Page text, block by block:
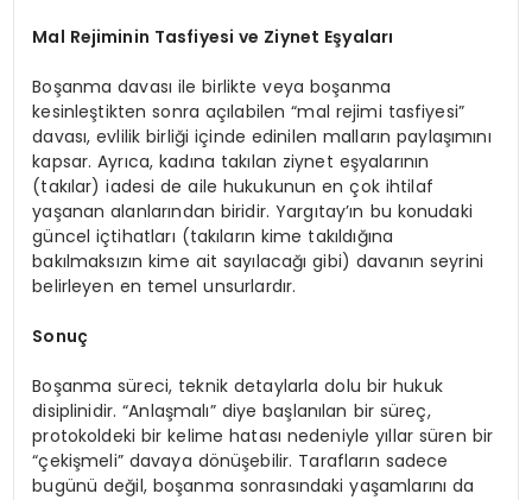
Mal Rejiminin Tasfiyesi ve Ziynet Eşyaları
Boşanma davası ile birlikte veya boşanma
kesinleştikten sonra açılabilen “mal rejimi tasfiyesi”
davası, evlilik birliği içinde edinilen malların paylaşımını
kapsar. Ayrıca, kadına takılan ziynet eşyalarının
(takılar) iadesi de aile hukukunun en çok ihtilaf
yaşanan alanlarından biridir. Yargıtay’ın bu konudaki
güncel içtihatları (takıların kime takıldığına
bakılmaksızın kime ait sayılacağı gibi) davanın seyrini
belirleyen en temel unsurlardır.
Sonuç
Boşanma süreci, teknik detaylarla dolu bir hukuk
disiplinidir. “Anlaşmalı” diye başlanılan bir süreç,
protokoldeki bir kelime hatası nedeniyle yıllar süren bir
“çekişmeli” davaya dönüşebilir. Tarafların sadece
bugünü değil, boşanma sonrasındaki yaşamlarını da